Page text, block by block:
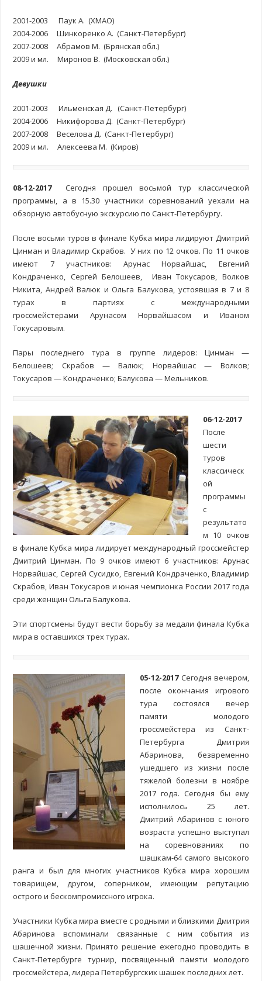
2001-2003 Паук А. (ХМАО)
2004-2006 Шинкоренко А. (Санкт-Петербург)
2007-2008 Абрамов М. (Брянская обл.)
2009 и мл. Миронов В. (Московская обл.)
Девушки
2001-2003 Ильменская Д. (Санкт-Петербург)
2004-2006 Никифорова Д. (Санкт-Петербург)
2007-2008 Веселова Д. (Санкт-Петербург)
2009 и мл. Алексеева М. (Киров)
08-12-2017Сегодня прошел восьмой тур классической
программы, а в 15.30 участники соревнований уехали на
обзорную автобусную экскурсию по Санкт-Петербургу.
После восьми туров в финале Кубка мира лидируют Дмитрий
Цинман и Владимир Скрабов. У них по 12 очков. По 11 очков
имеют 7 участников: Арунас Норвайшас, Евгений
Кондраченко, Сергей Белошеев, Иван Токусаров, Волков
Никита, Андрей Валюк и Ольга Балукова, устоявшая в 7 и 8
турах в партиях с международными
гроссмейстерами Арунасом Норвайшасом и Иваном
Токусаровым.
Пары последнего тура в группе лидеров: Цинман —
Белошеев; Скрабов — Валюк; Норвайшас — Волков;
Токусаров — Кондраченко; Балукова — Мельников.
06-12-2017
После
шести
туров
классическ
ой
программы
с
результато
м 10 очков
в финале Кубка мира лидирует международный гроссмейстер
Дмитрий Цинман. По 9 очков имеют 6 участников: Арунас
Норвайшас, Сергей Сусидко, Евгений Кондраченко, Владимир
Скрабов, Иван Токусаров и юная чемпионка России 2017 года
среди женщин Ольга Балукова.
Эти спортсмены будут вести борьбу за медали финала Кубка
мира в оставшихся трех турах.
05-12-2017 Сегодня вечером,
после окончания игрового
тура состоялся вечер
памяти молодого
гроссмейстера из Санкт-
Петербурга Дмитрия
Абаринова, безвременно
ушедшего из жизни после
тяжелой болезни в ноябре
2017 года. Сегодня бы ему
исполнилось 25 лет.
Дмитрий Абаринов с юного
возраста успешно выступал
на соревнованиях по
шашкам-64 самого высокого
ранга и был для многих участников Кубка мира хорошим
товарищем, другом, соперником, имеющим репутацию
острого и бескомпромиссного игрока.
Участники Кубка мира вместе с родными и близкими Дмитрия
Абаринова вспоминали связанные с ним события из
шашечной жизни. Принято решение ежегодно проводить в
Санкт-Петербурге турнир, посвященный памяти молодого
гроссмейстера, лидера Петербургских шашек последних лет.